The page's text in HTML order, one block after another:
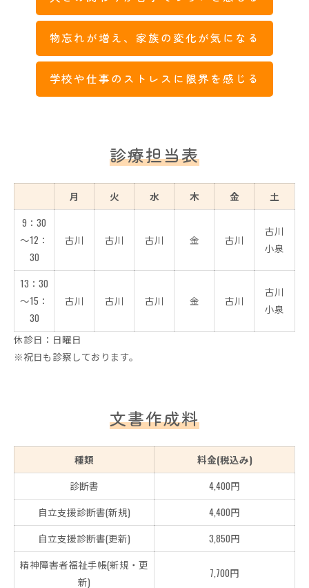
物忘れが増え、家族の変化が気になる
学校や仕事のストレスに限界を感じる
診療担当表
月 火 水 木 金
土
9：30
～12：
30
古川 古川 古川 金 古川
古川
小泉
13：30
～15：
30
古川 古川 古川 金 古川
古川
小泉
休診日：日曜日
※祝日も診察しております。
文書作成料
種類
料金(税込み)
診断書
4,400円
自立支援診断書(新規)
4,400円
自立支援診断書(更新)
3,850円
精神障害者福祉手帳(新規・更
新)
7,700円